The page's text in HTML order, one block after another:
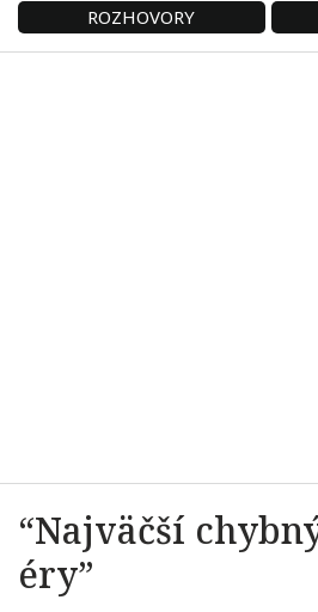
ROZHOVORY
“Najväčší
éry”